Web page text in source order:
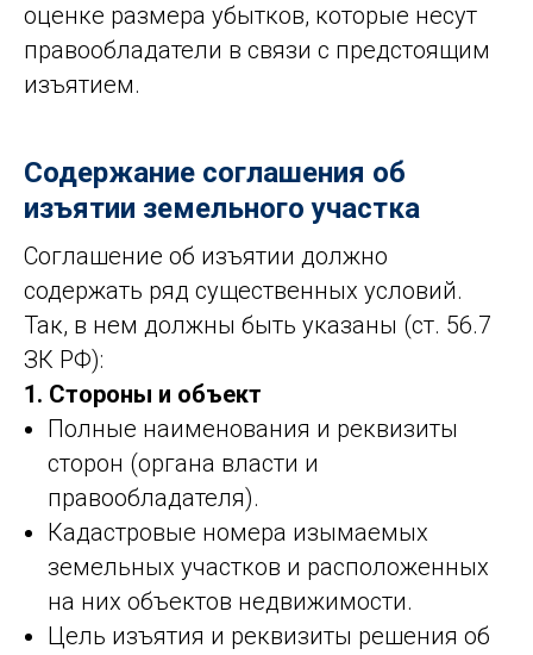
оценке размера убытков, которые несут
правообладатели в связи с предстоящим
изъятием.
Содержание соглашения об
изъятии земельного участка
Соглашение об изъятии должно
содержать ряд существенных условий.
Так, в нем должны быть указаны (ст. 56.7
ЗК РФ):
1. Стороны и объект
Полные наименования и реквизиты
сторон (органа власти и
правообладателя).
Кадастровые номера изымаемых
земельных участков и расположенных
на них объектов недвижимости.
Цель изъятия и реквизиты решения об